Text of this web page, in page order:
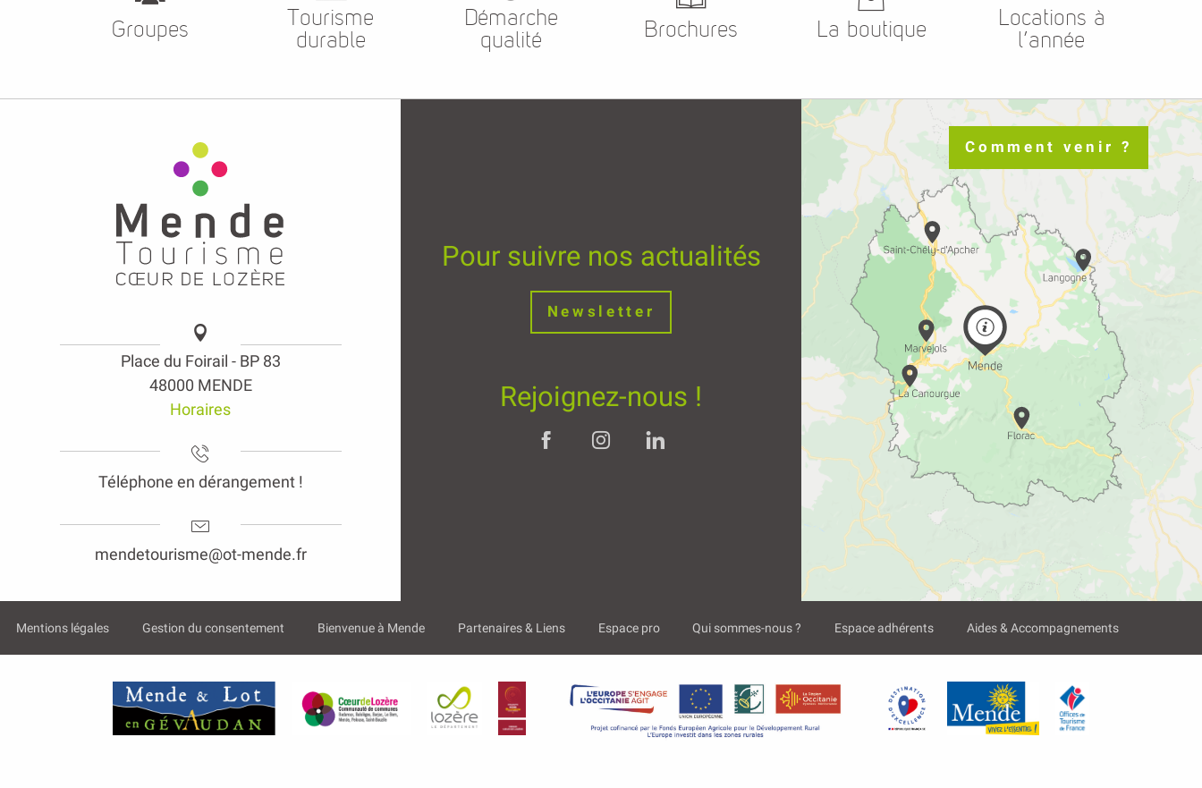
Groupes
Tourisme
durable
Démarche
qualité
Brochures La boutique
Locations à
l’année
Place du Foirail - BP 83
48000 MENDE
Horaires
Téléphone en dérangement !
mendetourisme@ot-mende.fr
Pour suivre nos actualités
Newsletter
Rejoignez-nous !
Comment venir ?
Mentions légales Gestion du consentement Bienvenue à Mende Partenaires & Liens Espace pro Qui sommes-nous ? Espace adhérents Aides & Accompagnements